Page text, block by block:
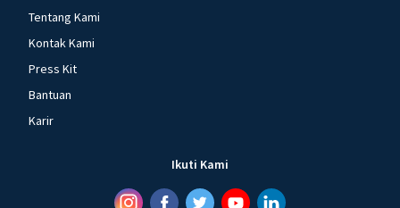
Tentang Kami
Kontak Kami
Press Kit
Bantuan
Karir
Ikuti Kami